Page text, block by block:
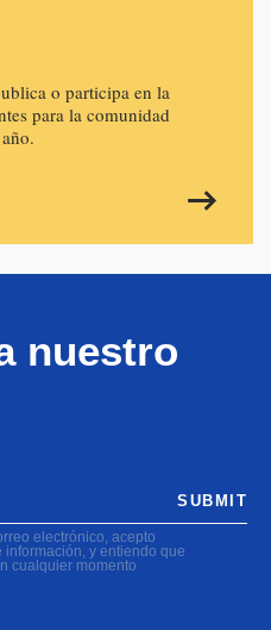
o participa en la
para la comunidad
nuestro
electrónico, acepto
y entiendo que
cualquier momento
SUBMIT